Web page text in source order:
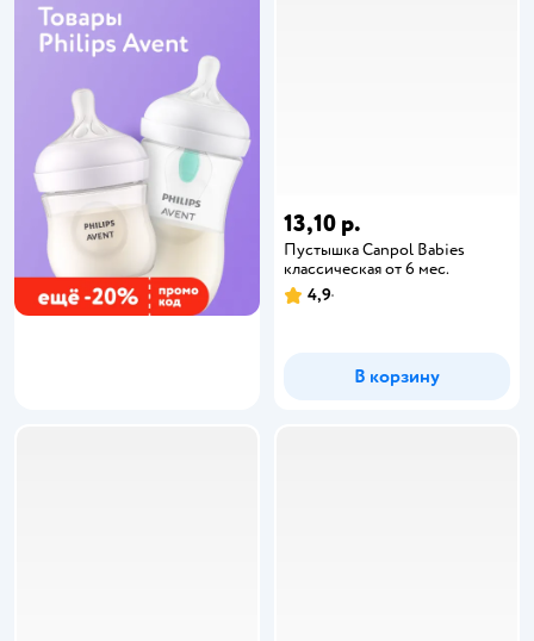
13,10 р.
Пустышка Canpol Babies
классическая от 6 мес.
4,9
В корзину